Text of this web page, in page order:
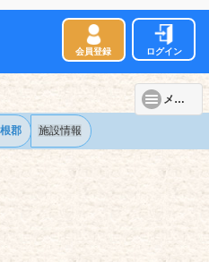
会員登録 ログイン
メニュー
郡 施設情報